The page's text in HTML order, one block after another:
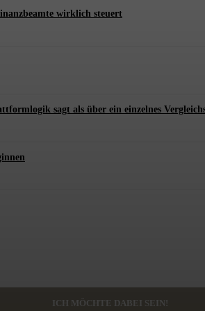
wirklich steuert
sagt als über ein einzelnes
ICH MÖCHTE DABEI SEIN!